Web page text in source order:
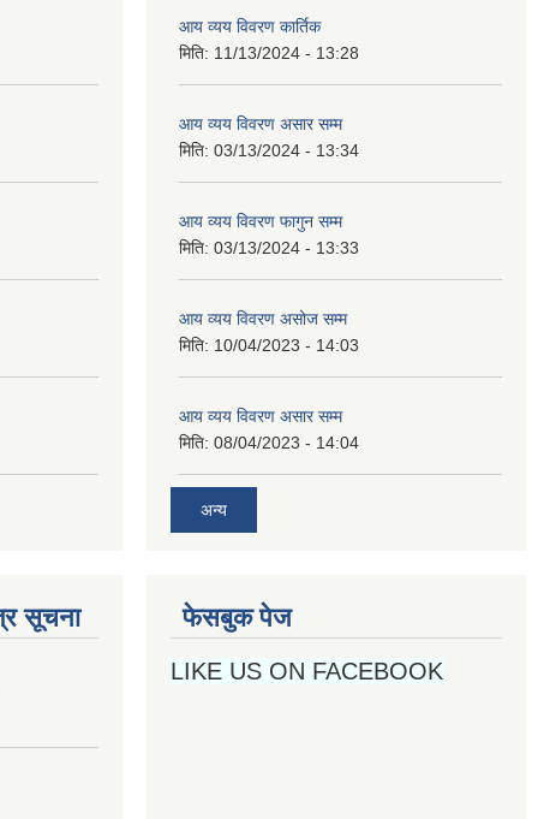
सूचना
सूचना।
आय व्यय विवरण असार सम्म
मिति: 03/13/2024 - 13:34
आय व्यय विवरण फागुन सम्म
मिति: 03/13/2024 - 13:33
आय व्यय विवरण असोज सम्म
मिति: 10/04/2023 - 14:03
आय व्यय विवरण असार सम्म
मिति: 08/04/2023 - 14:04
अन्य
फेसबुक पेज